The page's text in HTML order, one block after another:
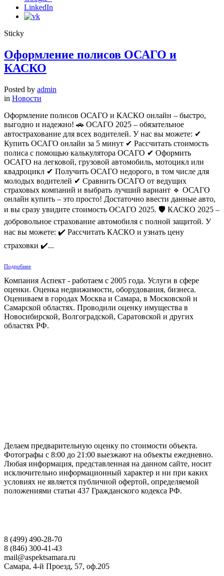
LinkedIn
Sticky
Оформление полисов ОСАГО и
КАСКО
Posted by admin
in Новости
Оформление полисов ОСАГО и КАСКО онлайн – быстро,
выгодно и надежно! 🚗 ОСАГО 2025 – обязательное
автострахование для всех водителей. У нас вы можете: ✔
Купить ОСАГО онлайн за 5 минут ✔ Рассчитать стоимость
полиса с помощью калькулятора ОСАГО ✔ Оформить
ОСАГО на легковой, грузовой автомобиль, мотоцикл или
квадроцикл ✔ Получить ОСАГО недорого, в том числе для
молодых водителей ✔ Сравнить ОСАГО от ведущих
страховых компаний и выбрать лучший вариант 🔹 ОСАГО
онлайн купить – это просто! Достаточно ввести данные авто,
и вы сразу увидите стоимость ОСАГО 2025. 🛡 КАСКО 2025 –
добровольное страхование автомобиля с полной защитой. У
нас вы можете: ✔ Рассчитать КАСКО и узнать цену
страховки ✔...
Подробнее
Компания Аспект - работаем с 2005 года. Услуги в сфере
оценки. Оценка недвижимости, оборудования, бизнеса.
Оцениваем в городах Москва и Самара, в Московской и
Самарской областях. Проводили оценку имущества в
Новосибирской, Волгоградской, Саратовской и других
областях РФ.
Делаем предварительную оценку по стоимости объекта.
Фотографы с 8:00 до 21:00 выезжают на объекты ежедневно.
Любая информация, представленная на данном сайте, носит
исключительно информационный характер и ни при каких
условиях не является публичной офертой, определяемой
положениями статьи 437 Гражданского кодекса РФ.
8 (499) 490-28-70
8 (846) 300-41-43
mail@aspektsamara.ru
Самара, 4-й Проезд, 57, оф.205